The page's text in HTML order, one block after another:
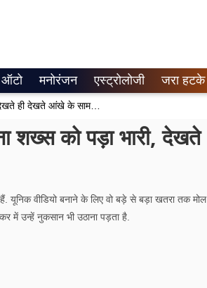
ऑटो मनोरंजन एस्ट्रोलोजी जरा हटके
Shocking Video: मेट्रो स्टेशन पर रील्स बनाना शख्स को पड़ा भारी, देखते ही देखते आंखे के सामने से ओझल हुआ ….
शख्स को पड़ा भारी, देखते
यूनिक वीडियो बनाने के लिए वो बड़े से बड़ा खतरा तक मोल
में उन्हें नुकसान भी उठाना पड़ता है.